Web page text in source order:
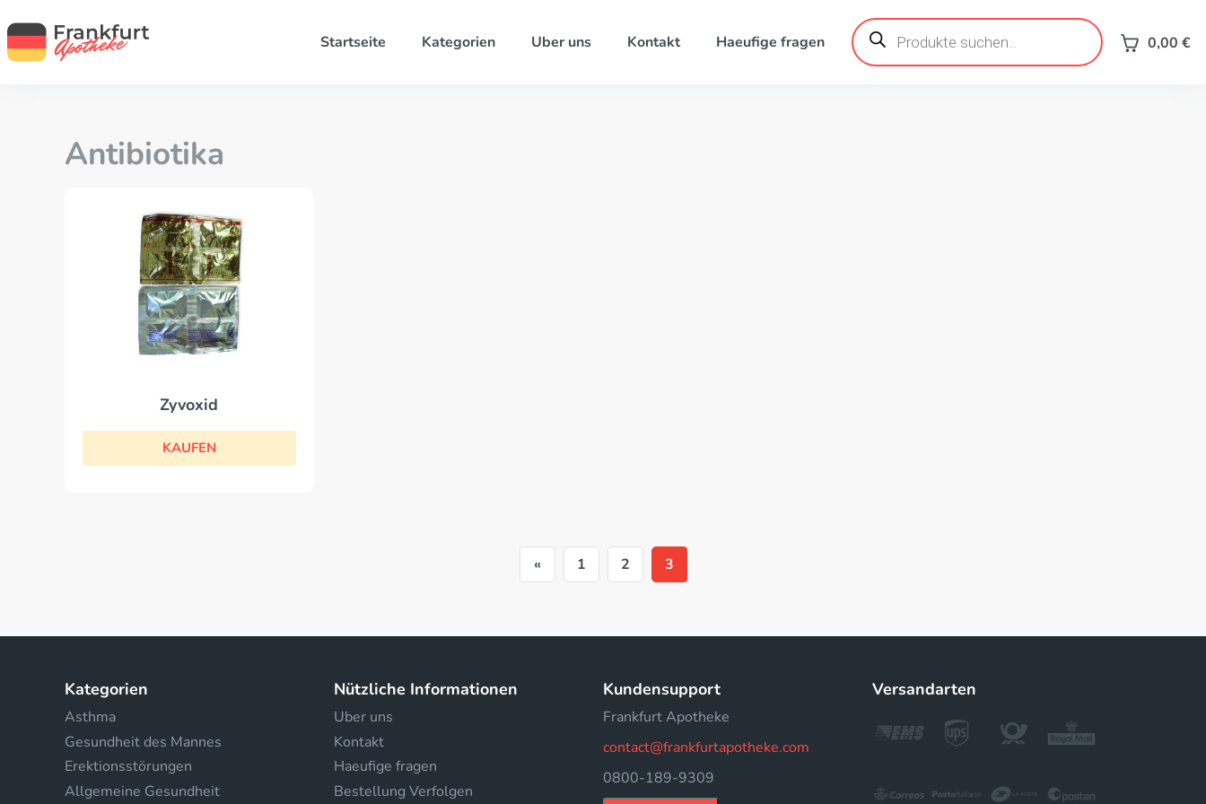
Startseite Kategorien Uber uns Kontakt Haeufige fragen
Products
search 0,00 €
Antibiotika
Zyvoxid
KAUFEN
« 1 2 3
Kategorien
Asthma
Gesundheit des Mannes
Erektionsstörungen
Allgemeine Gesundheit
Nützliche Informationen
Uber uns
Kontakt
Haeufige fragen
Bestellung Verfolgen
Kundensupport
Frankfurt Apotheke
contact@frankfurtapotheke.com
0800-189-9309
Versandarten